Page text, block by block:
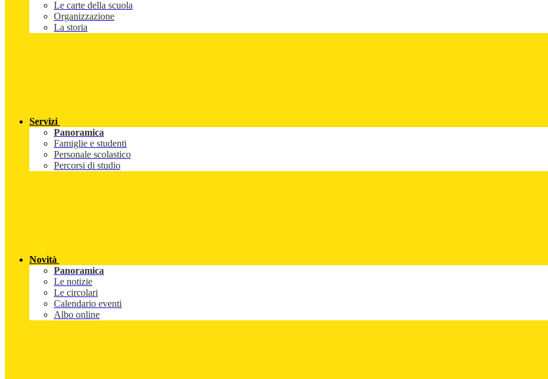
Le carte della scuola
Organizzazione
La storia
Servizi
Panoramica
Famiglie e studenti
Personale scolastico
Percorsi di studio
Novità
Panoramica
Le notizie
Le circolari
Calendario eventi
Albo online